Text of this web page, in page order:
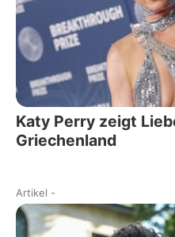
Katy Perry zeigt
Griechenland
Artikel -